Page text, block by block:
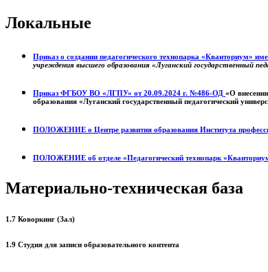
Локальные
Приказ о создании педагогического технопарка «Кванториум»
учреждения высшего образования «Луганский государственный
Приказ ФГБОУ ВО «ЛГПУ» от 20.09.2024 г. №486-ОД «О
образования «Луганский государственный педагогический
ПОЛОЖЕНИЕ о Центре развития образования Института
ПОЛОЖЕНИЕ об отделе «Педагогический технопарк
Материально-техническая база
1.7 Коворкинг (Зал)
1.9 Студия для записи образовательного контента